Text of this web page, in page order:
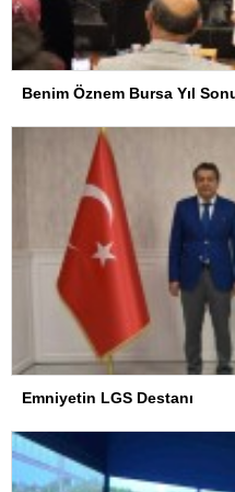
Benim Öznem Bursa Yıl
Emniyetin LGS Destanı